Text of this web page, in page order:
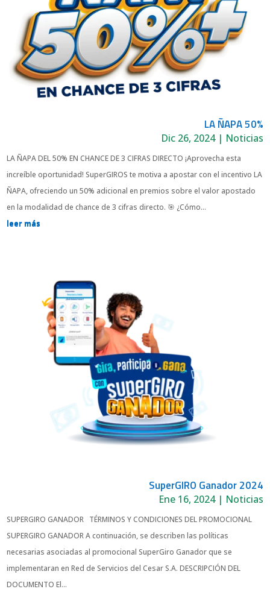
LA ÑAPA 50%
Dic 26, 2024| Noticias
LA ÑAPA DEL 50% EN CHANCE DE 3 CIFRAS DIRECTO ¡Aprovecha esta
increíble oportunidad! SuperGIROS te motiva a apostar con el incentivo LA
ÑAPA, ofreciendo un 50% adicional en premios sobre el valor apostado
en la modalidad de chance de 3 cifras directo. 🎯 ¿Cómo...
leer más
SuperGIRO Ganador 2024
Ene 16, 2024| Noticias
SUPERGIRO GANADOR TÉRMINOS Y CONDICIONES DEL PROMOCIONAL
SUPERGIRO GANADOR A continuación, se describen las políticas
necesarias asociadas al promocional SuperGiro Ganador que se
implementaran en Red de Servicios del Cesar S.A. DESCRIPCIÓN DEL
DOCUMENTO El...